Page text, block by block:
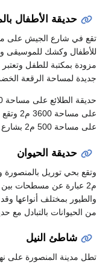
حديقة الأطفال
تقع في شارع الجيش على
للأطفال وكشك للموسيقى
مزودة بمكتبة للطفل وتعتبر
جديدة لمساحة الرقعة الخضراء
على مساحة
على مساحة 500 م2 بشارع الجيش.
حديقة الحيوان
م2 عبارة عن مسطحات بين
والطيور بمختلف أنواعها وقد
من الحيوانات بالتبادل مع
شاطئ النيل
تطل مدينة المنصورة على نهر